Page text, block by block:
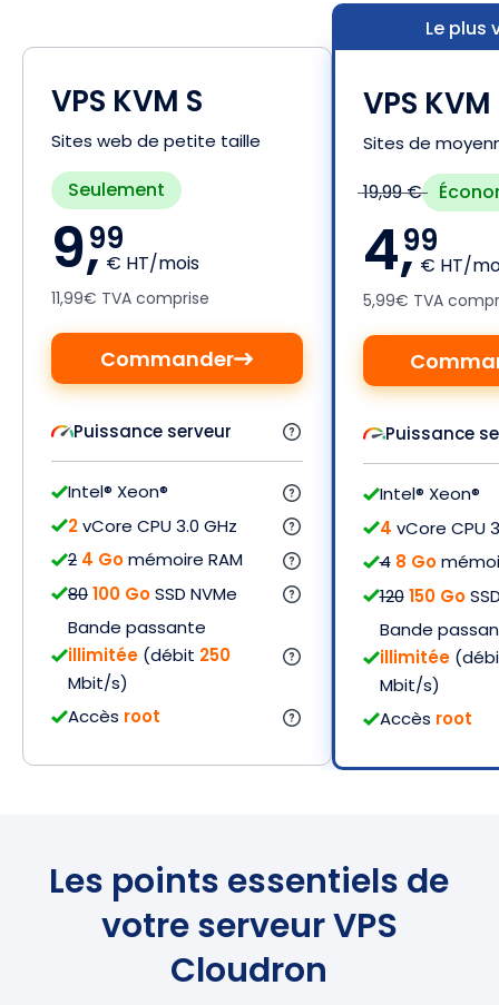
VPS KVM S
Sites web de petite taille
Seulement
9,99
€ HT/mois
11,99€ TVA comprise
Commander
Puissance serveur
Intel® Xeon®
2vCore CPU 3.0 GHz
2 4 Gomémoire RAM
80100 GoSSD NVMe
Bande passante
illimitée (débit 250
Mbit/s)
Accès root
Le plus
VPS
Sites de
19,99 €
4,99
€ HT/
5,99€ TVA
Puissance
Intel® Xeon®
4 vCore CPU
4 8 Go
120 150 Go
Bande
illimitée
Mbit/s)
Accès root
Les points essentiels de
votre serveur VPS
Cloudron